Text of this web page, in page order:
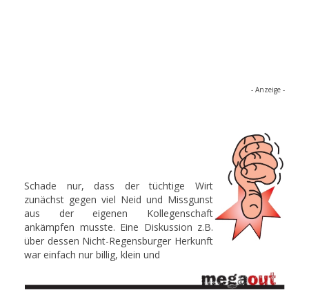
- Anzeige -
Schade nur, dass der tüchtige Wirt
zunächst gegen viel Neid und Missgunst
aus der eigenen Kollegenschaft
ankämpfen musste. Eine Diskussion z.B.
über dessen Nicht-Regensburger Herkunft
war einfach nur billig, klein und